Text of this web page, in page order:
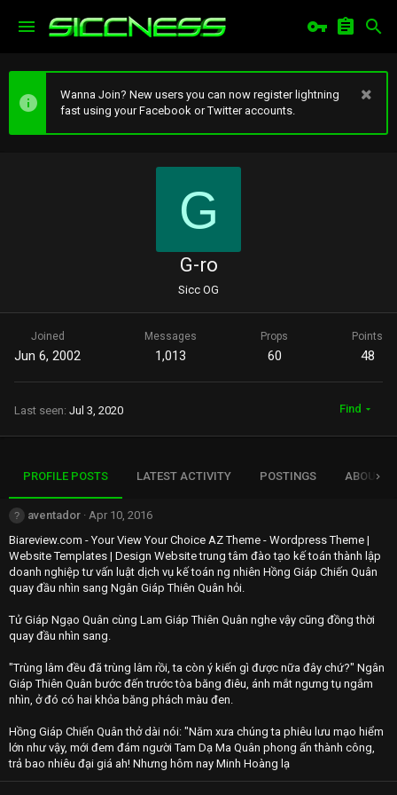
Wanna Join? New users you can now register lightning
fast using your Facebook or Twitter accounts.
G
G-ro
Sicc OG
Joined
Jun 6, 2002
Messages
1,013
Props
60
Points
48
Last seen Jul 3, 2020 Find
PROFILE POSTS LATEST ACTIVITY POSTINGS ABOUT
aventador
Apr 10, 2016
Biareview.com - Your View Your Choice AZ Theme - Wordpress Theme |
Website Templates | Design Website trung tâm đào tạo kế toán thành lập
doanh nghiệp tư vấn luật dịch vụ kế toán ng nhiên Hồng Giáp Chiến Quân
quay đầu nhìn sang Ngân Giáp Thiên Quân hỏi.
Tử Giáp Ngạo Quân cùng Lam Giáp Thiên Quân nghe vậy cũng đồng thời
quay đầu nhìn sang.
"Trùng lâm đều đã trùng lâm rồi, ta còn ý kiến gì được nữa đây chứ?" Ngân
Giáp Thiên Quân bước đến trước tòa băng điêu, ánh mắt ngưng tụ ngắm
nhìn, ở đó có hai khỏa băng phách màu đen.
Hồng Giáp Chiến Quân thở dài nói: "Năm xưa chúng ta phiêu lưu mạo hiểm
lớn như vậy, mới đem đám người Tam Dạ Ma Quân phong ấn thành công,
trả bao nhiêu đại giá ah! Nhưng hôm nay Minh Hoàng lạ